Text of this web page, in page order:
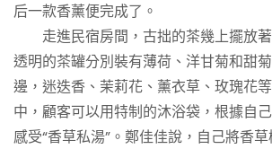
后一款香薰便完成了。
走進民宿房間，古拙的茶幾上擺放著
透明的茶罐分別裝有薄荷、洋甘菊和甜
邊，迷迭香、茉莉花、薰衣草、玫瑰花
中，顧客可以用特制的沐浴袋，根據自
感受“香草私湯”。鄭佳佳說，自己將香